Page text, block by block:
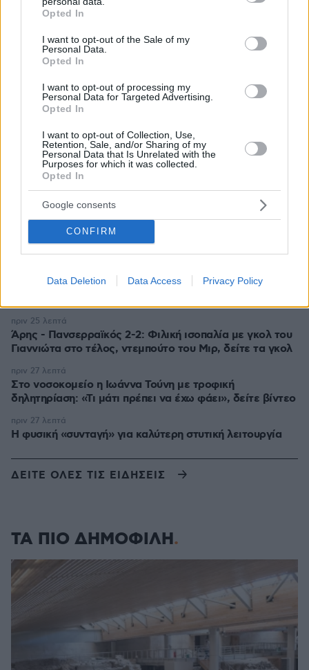
grant or deny consent to Google and its third-party tags to
use your data for below specified purposes in below Google
consent section.
Opted In
I want to opt-out of the Sale of my
Personal Data.
Opted In
I want to opt-out of processing my
Personal Data for Targeted Advertising.
Opted In
I want to opt-out of Collection, Use,
Retention, Sale, and/or Sharing of my
Personal Data that Is Unrelated with the
Purposes for which it was collected.
Opted In
Google consents
CONFIRM
Data Deletion Data Access Privacy Policy
Όλα όσα χρειάζεται να ξέρετε για τις αντιδράσεις μιας
φοβικής γάτας
Η Ελίζαμπεθ Ελέτσι πήρε ευχή για το μωρό της, οι
πριν 11 λεπτά
Γλυκά της Τήνου που κρατούν ζωντανή την παράδοσή
πριν 12 λεπτά
Νέο χτύπημα στα Στενά του Ορμούζ - Βλήμα έπληξε το
πλοίο κοντά στο Khasab του Ομάν
πριν 14 λεπτά
Πατέρας για δεύτερη φορά ο Κωνσταντέλιας: Η
σύζυγός του Χριστίνα έφερε στον κόσμο ένα υγιέστατο
πριν 14 λεπτά
κόσμο της πριν τη μάχη για το Super Cup με τον ΟΦΗ,
πριν 24 λεπτά
Άρης - Πανσερραϊκός 2-2: Φιλική ισοπαλία με γκολ του
Γιαννιώτα στο τέλος, ντεμπούτο του Μιρ, δείτε τα γκολ
πριν 25 λεπτά
Στο νοσοκομείο η Ιωάννα Τούνη με τροφική
δηλητηρίαση: «Τι μάτι πρέπει να έχω φάει», δείτε βίντεο
πριν 27 λεπτά
Η φυσική «συνταγή» για καλύτερη στυτική λειτουργία
πριν 27 λεπτά
ΔΕΙΤΕ ΟΛΕΣ ΤΙΣ ΕΙΔΗΣΕΙΣ
ΤΑ ΠΙΟ ΔΗΜΟΦΙΛΗ